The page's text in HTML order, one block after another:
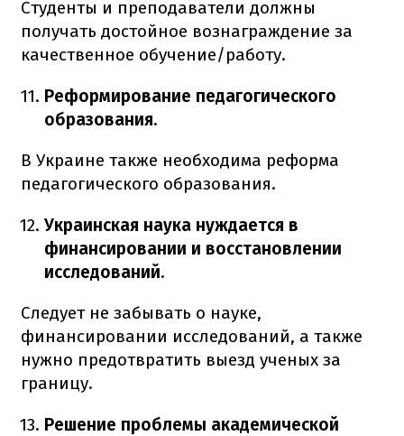
Студенты и преподаватели должны
получать достойное вознаграждение за
качественное обучение/работу.
Реформирование педагогического
образования.
В Украине также необходима реформа
педагогического образования.
Украинская наука нуждается в
финансировании и восстановлении
исследований.
Следует не забывать о науке,
финансировании исследований, а также
нужно предотвратить выезд ученых за
границу.
Решение проблемы академической